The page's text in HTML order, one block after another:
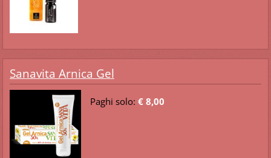
Sanavita Arnica Gel
Paghi solo: € 8,00